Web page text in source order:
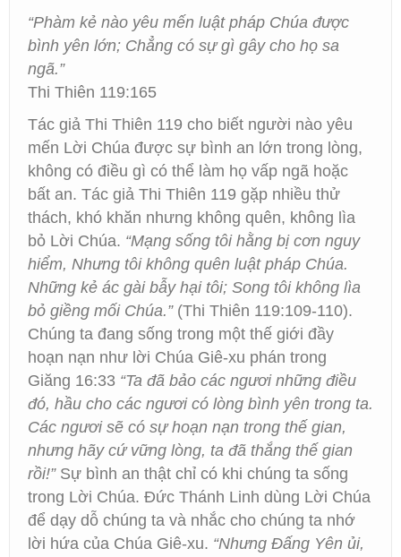
“Phàm kẻ nào yêu mến luật pháp Chúa được
bình yên lớn; Chẳng có sự gì gây cho họ sa
ngã.”
Thi Thiên 119:165
Tác giả Thi Thiên 119 cho biết người nào yêu
mến Lời Chúa được sự bình an lớn trong lòng,
không có điều gì có thể làm họ vấp ngã hoặc
bất an. Tác giả Thi Thiên 119 gặp nhiều thử
thách, khó khăn nhưng không quên, không lìa
bỏ Lời Chúa. “Mạng sống tôi hằng bị cơn nguy
hiểm, Nhưng tôi không quên luật pháp Chúa.
Những kẻ ác gài bẫy hại tôi; Song tôi không lìa
bỏ giềng mối Chúa.”(Thi Thiên 119:109-110).
Chúng ta đang sống trong một thế giới đầy
hoạn nạn như lời Chúa Giê-xu phán trong
Giăng 16:33 “Ta đã bảo các ngươi những điều
đó, hầu cho các ngươi có lòng bình yên trong ta.
Các ngươi sẽ có sự hoạn nạn trong thế gian,
nhưng hãy cứ vững lòng, ta đã thắng thế gian
rồi!”Sự bình an thật chỉ có khi chúng ta sống
trong Lời Chúa. Đức Thánh Linh dùng Lời Chúa
để dạy dỗ chúng ta và nhắc cho chúng ta nhớ
lời hứa của Chúa Giê-xu. “Nhưng Đấng Yên ủi,